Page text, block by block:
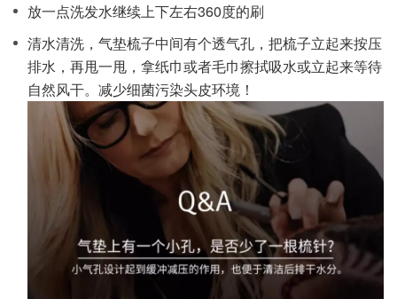
放一点洗发水继续上下左右360度的刷
清水清洗，气垫梳子中间有个透气孔，把梳子立起来按压
排水，再甩一甩，拿纸巾或者毛巾擦拭吸水或立起来等待
自然风干。减少细菌污染头皮环境！